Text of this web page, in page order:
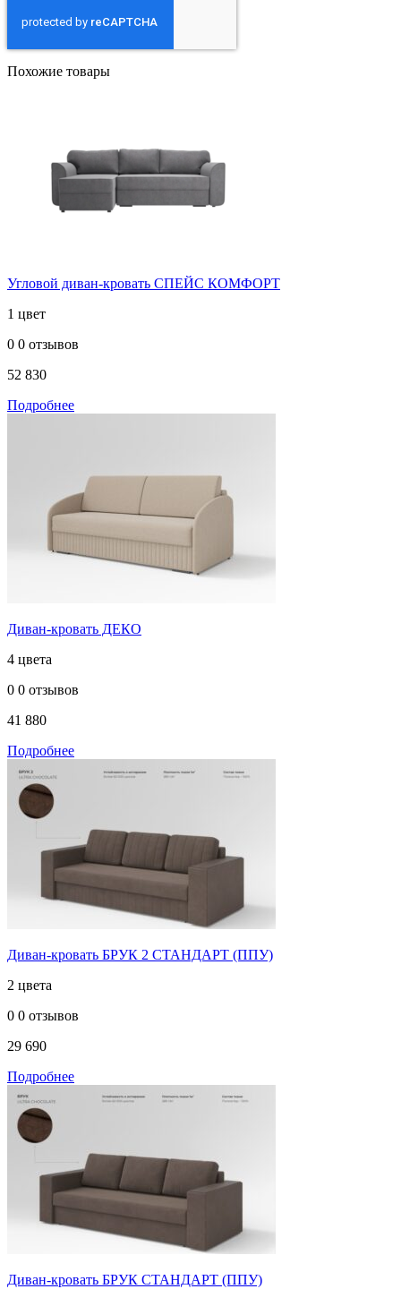
Похожие товары
Угловой диван-кровать СПЕЙС КОМФОРТ
1 цвет
0 0 отзывов
52 830
Подробнее
Диван-кровать ДЕКО
4 цвета
0 0 отзывов
41 880
Подробнее
Диван-кровать БРУК 2 СТАНДАРТ (ППУ)
2 цвета
0 0 отзывов
29 690
Подробнее
Диван-кровать БРУК СТАНДАРТ (ППУ)